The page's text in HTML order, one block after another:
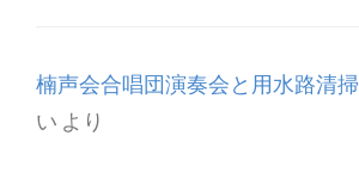
楠声会合唱団演奏会と用水路清掃
い より